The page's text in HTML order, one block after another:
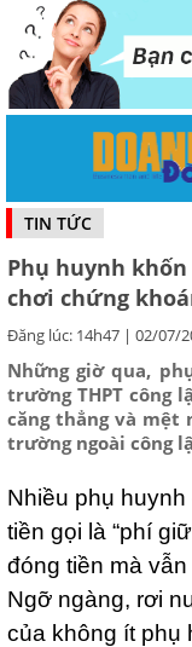
TIN TỨC
Phụ huynh
chơi chứng
Đăng lúc: 14h47 | 02/07/
Những giờ qua,
trường THPT công
căng thẳng và mệt
trường ngoài công
Nhiều phụ
tiền gọi là “phí
đóng tiền mà
Ngỡ ngàng, rơi
của không ít phụ